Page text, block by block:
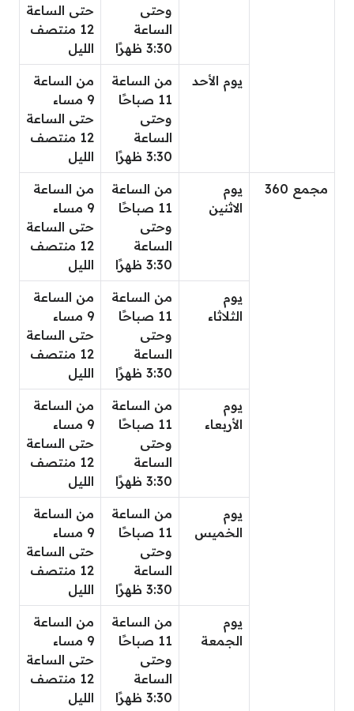
وحتى
الساعة
3:30 ظهرًا
حتى الساعة
12 منتصف
الليل
يوم الأحد
من الساعة
11 صباحًا
وحتى
الساعة
3:30 ظهرًا
من الساعة
9 مساء
حتى الساعة
12 منتصف
الليل
مجمع 360
يوم
الاثنين
من الساعة
11 صباحًا
وحتى
الساعة
3:30 ظهرًا
من الساعة
9 مساء
حتى الساعة
12 منتصف
الليل
يوم
الثلاثاء
من الساعة
11 صباحًا
وحتى
الساعة
3:30 ظهرًا
من الساعة
9 مساء
حتى الساعة
12 منتصف
الليل
يوم
الأربعاء
من الساعة
11 صباحًا
وحتى
الساعة
3:30 ظهرًا
من الساعة
9 مساء
حتى الساعة
12 منتصف
الليل
يوم
الخميس
من الساعة
11 صباحًا
وحتى
الساعة
3:30 ظهرًا
من الساعة
9 مساء
حتى الساعة
12 منتصف
الليل
يوم
الجمعة
من الساعة
11 صباحًا
وحتى
الساعة
3:30 ظهرًا
من الساعة
9 مساء
حتى الساعة
12 منتصف
الليل